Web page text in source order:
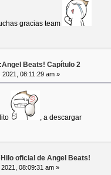
gracias team
Beats! Capítulo 2
2021, 08:11:29 am »
, a descargar
oficial de Angel Beats!
08:09:31 am »